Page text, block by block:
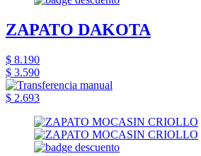
ZAPATO DAKOTA
$ 8.190
$ 3.590
$ 2.693